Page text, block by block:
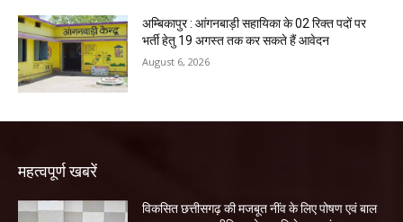
अम्बिकापुर : आंगनबाड़ी सहायिका के 02 रिक्त पदों पर
भर्ती हेतु 19 अगस्त तक कर सकते हैं आवेदन
August 6, 2026
महत्वपूर्ण खबरें
विकसित छत्तीसगढ़ की मजबूत नींव के लिए पोषण एवं बाल